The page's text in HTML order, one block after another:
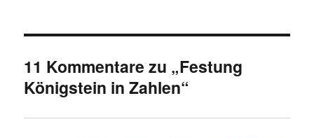
11 Kommentare zu „Festung
Königstein in Zahlen“